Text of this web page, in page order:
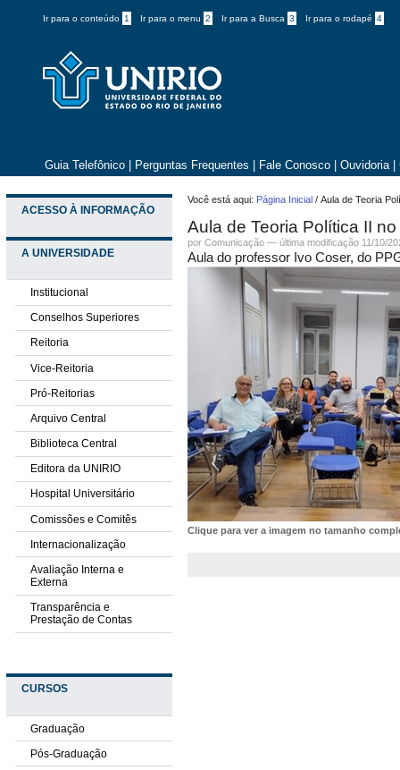
Ir para o conteúdo 1 Ir para o menu 2 Ir para a Busca 3 Ir para o rodapé 4
Guia Telefônico Perguntas Frequentes Fale Conosco Ouvidoria
ACESSO À INFORMAÇÃO
A UNIVERSIDADE
Institucional
Conselhos Superiores
Reitoria
Vice-Reitoria
Pró-Reitorias
Arquivo Central
Biblioteca Central
Editora da UNIRIO
Hospital Universitário
Comissões e Comitês
Internacionalização
Avaliação Interna e
Externa
Transparência e
Prestação de Contas
CURSOS
Graduação
Pós-Graduação
Você está aqui: Página Inicial /Aula de Teoria
Aula de Teoria Política II
por Comunicação —última modificação 11/10/
Aula do professor Ivo Coser, do
Clique para ver a imagem no tamanho